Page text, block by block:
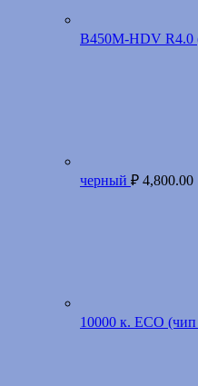
B450M-HDV
черный ₽ 4,800.00
10000 к. ECO